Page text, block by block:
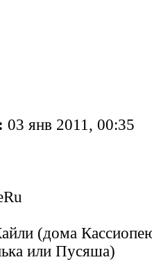
03 янв 2011, 00:35
(дома
или Пусяша)